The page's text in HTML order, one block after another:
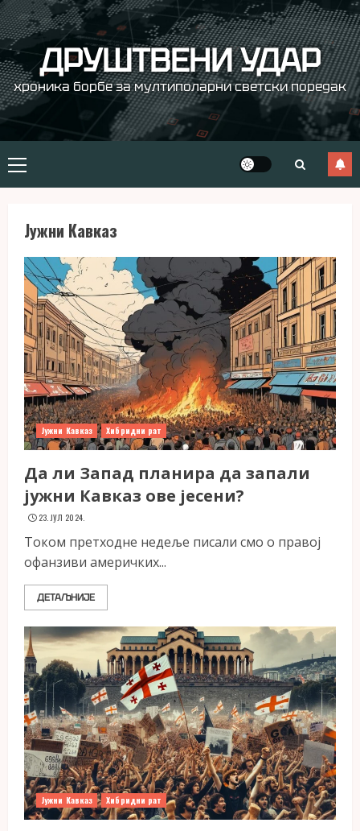
Skip
to
content ДРУШТВЕНИ УДАР
хроника борбе за мултиполарни светски поредак
Primary
Menu
Јужни Кавказ
Јужни Кавказ Хибридни рат
Да ли Запад планира да запали
јужни Кавказ ове јесени?
23. ЈУЛ 2024.
Током претходне недеље писали смо о правој
офанзиви америчких...
ДЕТАЉНИЈЕ
Јужни Кавказ Хибридни рат